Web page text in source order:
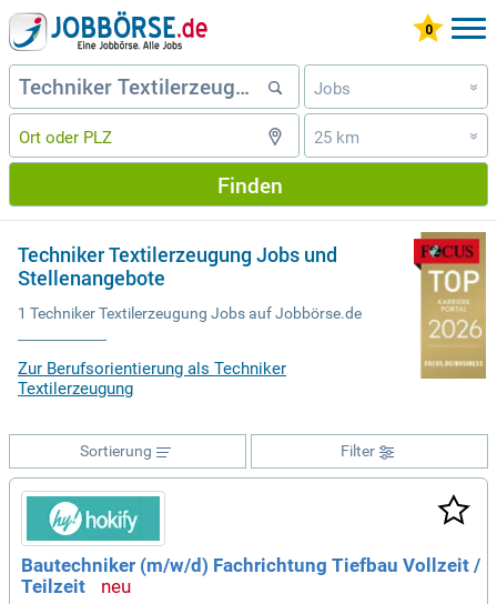
Jobs »
25 km »
Finden
Techniker Textilerzeugung Jobs und
Stellenangebote
1 Techniker Textilerzeugung Jobs auf Jobbörse.de
Zur Berufsorientierung als Techniker
Textilerzeugung
Filter
Sortierung
Bautechniker (m/w/d) Fachrichtung Tiefbau Vollzeit /
Teilzeit